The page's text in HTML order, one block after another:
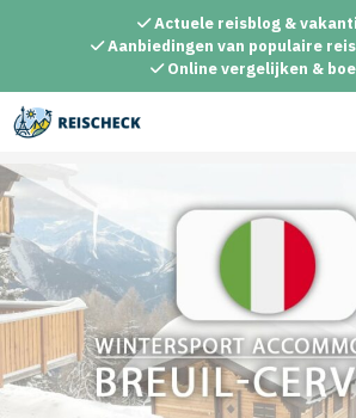
inhoud
Actuele reisblog &
Aanbiedingen van populaire
Online vergelijken &